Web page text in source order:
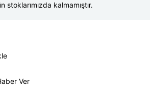
stoklarımızda kalmamıştır.
Ver